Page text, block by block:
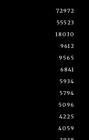
72972
55523
18030
9612
9565
6841
5934
5794
5096
4225
4059